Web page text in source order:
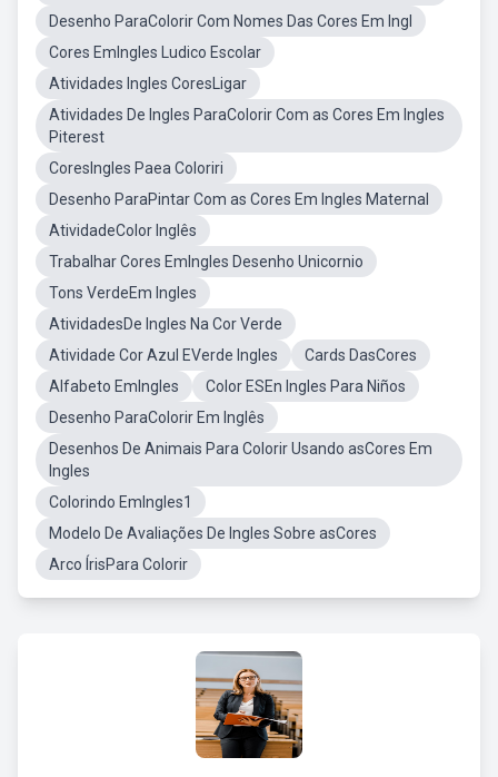
Desenho ParaColorir Com Nomes Das Cores Em Ingl
Cores EmIngles Ludico Escolar
Atividades Ingles CoresLigar
Atividades De Ingles ParaColorir Com as Cores Em Ingles
Piterest
CoresIngles Paea Coloriri
Desenho ParaPintar Com as Cores Em Ingles Maternal
AtividadeColor Inglês
Trabalhar Cores EmIngles Desenho Unicornio
Tons VerdeEm Ingles
AtividadesDe Ingles Na Cor Verde
Atividade Cor Azul EVerde Ingles
Cards DasCores
Alfabeto EmIngles
Color ESEn Ingles Para Niños
Desenho ParaColorir Em Inglês
Desenhos De Animais Para Colorir Usando asCores Em
Ingles
Colorindo EmIngles1
Modelo De Avaliações De Ingles Sobre asCores
Arco ÍrisPara Colorir